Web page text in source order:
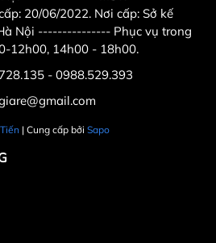
tín , chất lượng tại Hà Nội .
Quang Tiến . Địa chỉ : số
39 đường Hoàng Mai,quận
có wifi , 3g tìm trên google
thể thao Quang Tiến " . - Điện
- 0988.52.93.93 có zalo (gọi
sáng 8h-11h30, chiều từ
có zalo ( gọi ngoài giờ hành
20/06/2022. Nơi cấp: Sở kế
Nội --------------- Phục vụ trong
12h00, 14h00 - 18h00.
- 0988.529.393
| Cung cấp bởi Sapo